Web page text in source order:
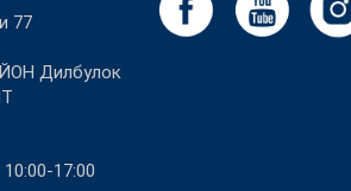
77
Дилбулок
17:00